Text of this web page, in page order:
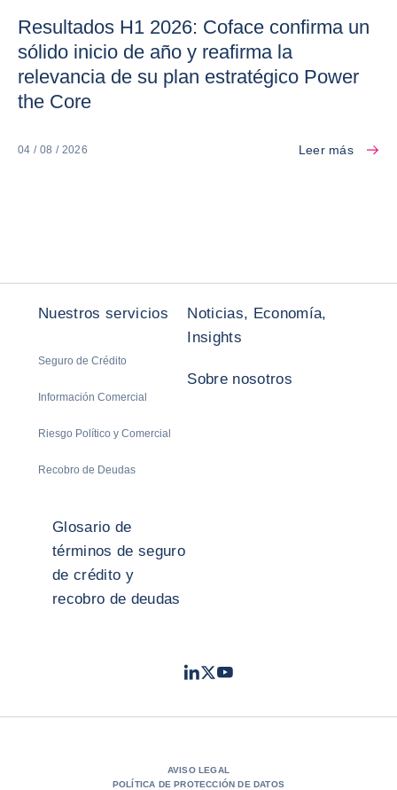
Resultados H1 2026: Coface confirma un
sólido inicio de año y reafirma la
relevancia de su plan estratégico Power
the Core
04 / 08 / 2026 Leer más
Nuestros servicios
Seguro de Crédito
Información Comercial
Riesgo Político y Comercial
Recobro de Deudas
Noticias, Economía,
Insights
Sobre nosotros
Glosario de
términos de seguro
de crédito y
recobro de deudas
LinkedIn
TwitterYoutube
AVISO LEGAL
POLÍTICA DE PROTECCIÓN DE DATOS